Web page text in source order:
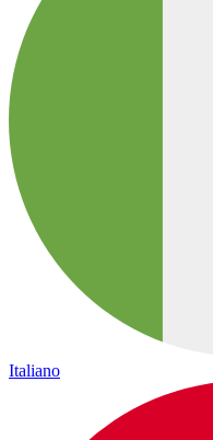
Italiano